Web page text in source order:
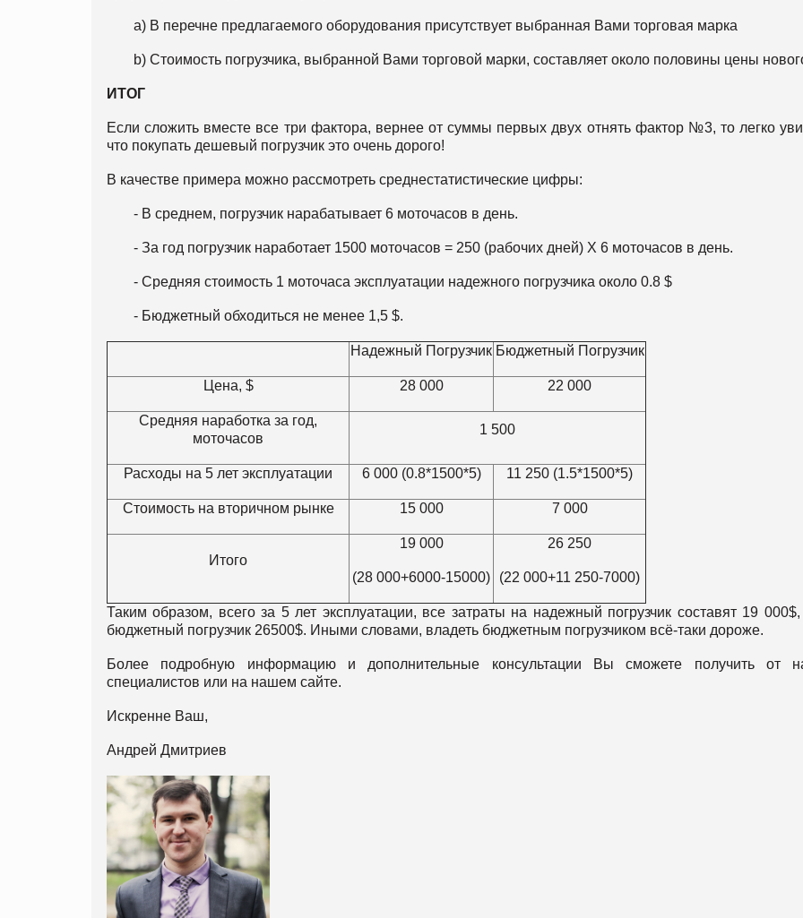
a) В перечне предлагаемого оборудования присутствует выбранная Вами торговая марка
b) Стоимость погрузчика, выбранной Вами торговой марки, составляет около половины цены
ИТОГ
Если сложить вместе все три фактора, вернее от суммы первых двух отнять фактор №3, то легко
что покупать дешевый погрузчик это очень дорого!
В качестве примера можно рассмотреть среднестатистические цифры:
- В среднем, погрузчик нарабатывает 6 моточасов в день.
- За год погрузчик наработает 1500 моточасов = 250 (рабочих дней) Х 6 моточасов в день.
- Средняя стоимость 1 моточаса эксплуатации надежного погрузчика около 0.8 $
- Бюджетный обходиться не менее 1,5 $.
Надежный Погрузчик Бюджетный Погрузчик
Цена, $ 28 000 22 000
Средняя наработка за год,
моточасов
1 500
Расходы на 5 лет эксплуатации 6 000 (0.8*1500*5) 11 250 (1.5*1500*5)
Стоимость на вторичном рынке 15 000 7 000
Итого
19 000
(28 000+6000-15000)
26 250
(22 000+11 250-7000)
Таким образом, всего за 5 лет эксплуатации, все затраты на надежный погрузчик составят 19
бюджетный погрузчик 26500$. Иными словами, владеть бюджетным погрузчиком всё-таки дороже.
Более подробную информацию и дополнительные консультации Вы сможете получить от
специалистов или на нашем сайте.
Искренне Ваш,
Андрей Дмитриев